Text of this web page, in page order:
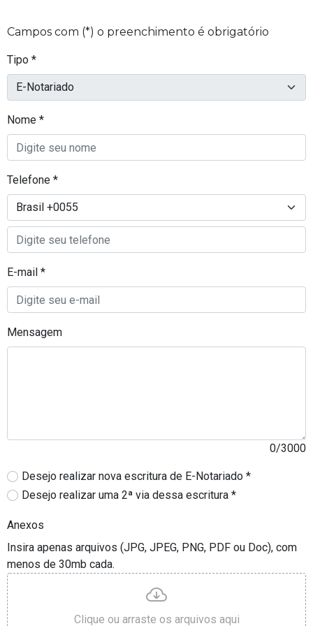
Campos com (*) o preenchimento é obrigatório
Tipo *
Nome *
Telefone *
E-mail *
Mensagem
0/3000
Desejo realizar nova escritura de E-Notariado *
Desejo realizar uma 2ª via dessa escritura *
Anexos
Insira apenas arquivos (JPG, JPEG, PNG, PDF ou Doc), com
menos de 30mb cada.
Clique ou arraste os arquivos aqui